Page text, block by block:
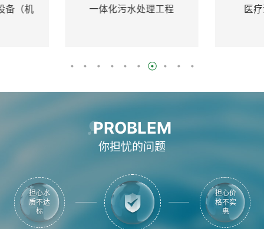
污水处理工程 医疗污水处理设备
PROBLEM
你担忧的问题
担心售
后没保
障
担心质
量不合
格